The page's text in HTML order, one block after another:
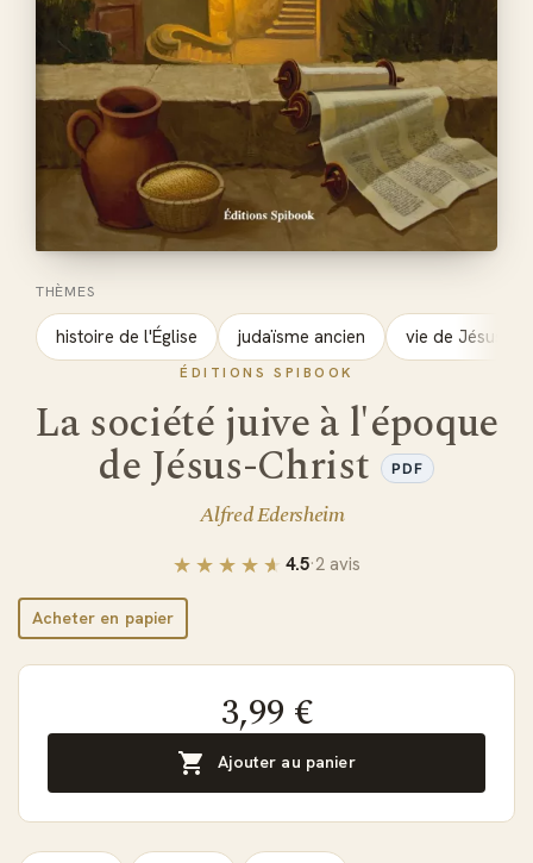
THÈMES
histoire de l'Église judaïsme ancien vie de Jésus
ÉDITIONS SPIBOOK
La société juive à l'époque
de Jésus-Christ PDF
Alfred Edersheim
4.5·2 avis
Acheter en papier
3,99 €
 Ajouter au panier